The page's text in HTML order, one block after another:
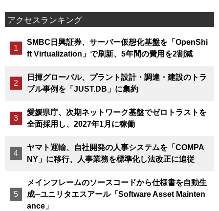
アクセスランキング
SMBC日興証券、サーバー仮想化基盤を「OpenShi
ft Virtualization」で刷新、5年間の費用を2割減
日揮グローバル、プラント設計・調達・建設のトラ
ブル事例を「JUST.DB」に集約
愛媛県庁、次期ネットワーク基盤でゼロトラストを
全面採用し、2027年1月に稼働
ヤマト運輸、自社開発の人事システムを「COMPA
NY」に移行、人事業務を標準化し法改正に追従
メインフレームのソースコードから仕様書を自動生
成─ユニリタエスアール「Software Asset Mainten
ance」